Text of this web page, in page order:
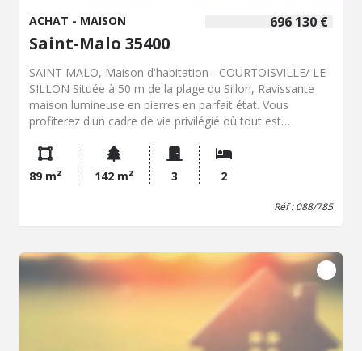
696 130 €
ACHAT - MAISON
Saint-Malo 35400
SAINT MALO, Maison d'habitation - COURTOISVILLE/ LE
SILLON Située à 50 m de la plage du Sillon, Ravissante
maison lumineuse en pierres en parfait état. Vous
profiterez d'un cadre de vie privilégié où tout est
confort moderne, cette maison ne nécessite aucun
travaux Elle offre une vaste pièce de vie avec cuisine
équipée, buanderie et wc au RDC Deux chambres et une
salle d'eau avec wc à l'étage. Jardin/terrasse avec
annuelles d'énergie pour un usage standard : 2196 à 2970
€ (base 2023) - Prix Hon. Négo Inclus : 696 130 € dont
3,90% Hon. Négo TTC charge acq. Prix Hors Hon. Négo
:670 000 € - Réf : 088/785
89 m² 142 m² 3 2
Réf : 088/785